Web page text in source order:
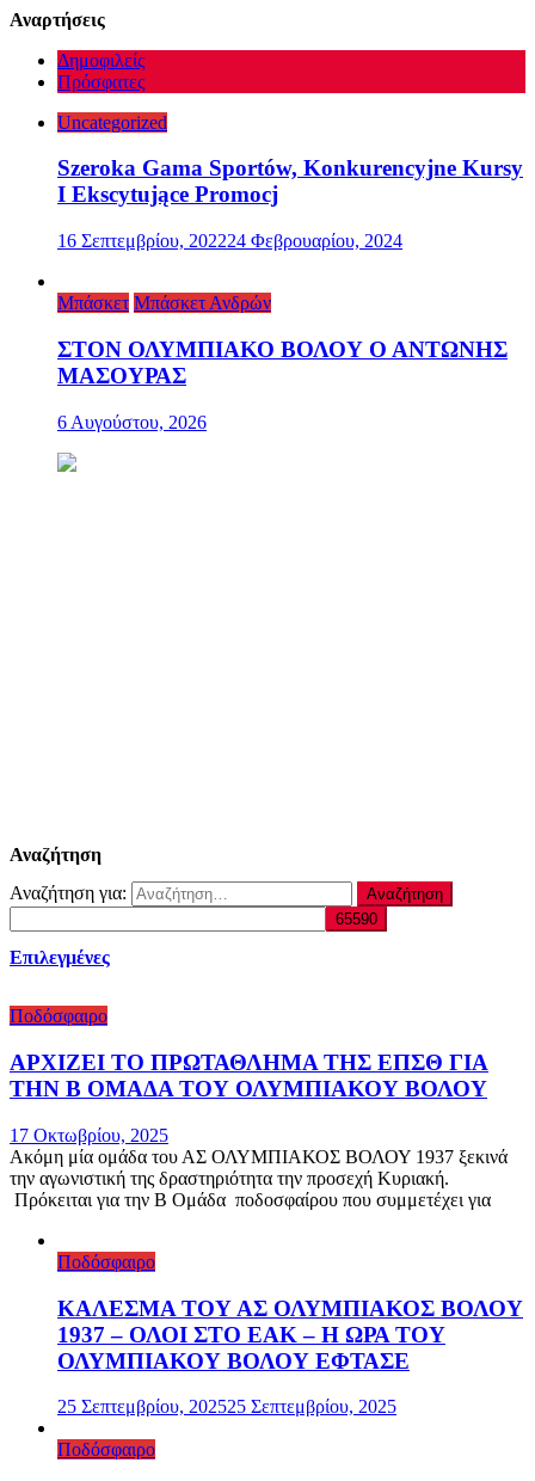
Αναρτήσεις
Δημοφιλείς
Πρόσφατες
Uncategorized
Szeroka Gama Sportów, Konkurencyjne Kursy
I Ekscytujące Promocj
16 Σεπτεμβρίου, 202224 Φεβρουαρίου, 2024
Μπάσκετ Μπάσκετ Ανδρών
ΣΤΟΝ ΟΛΥΜΠΙΑΚΟ ΒΟΛΟΥ Ο ΑΝΤΩΝΗΣ
ΜΑΣΟΥΡΑΣ
6 Αυγούστου, 2026
Αναζήτηση
Αναζήτηση για:
Επιλεγμένες
Ποδόσφαιρο
ΑΡΧΙΖΕΙ ΤΟ ΠΡΩΤΑΘΛΗΜΑ ΤΗΣ ΕΠΣΘ ΓΙΑ
ΤΗΝ Β ΟΜΑΔΑ ΤΟΥ ΟΛΥΜΠΙΑΚΟΥ ΒΟΛΟΥ
17 Οκτωβρίου, 2025
Ακόμη μία ομάδα του ΑΣ ΟΛΥΜΠΙΑΚΟΣ ΒΟΛΟΥ 1937 ξεκινά
την αγωνιστική της δραστηριότητα την προσεχή Κυριακή.
Πρόκειται για την Β Ομάδα ποδοσφαίρου που συμμετέχει για
Ποδόσφαιρο
ΚΑΛΕΣΜΑ ΤΟΥ ΑΣ ΟΛΥΜΠΙΑΚΟΣ ΒΟΛΟΥ
1937 – ΟΛΟΙ ΣΤΟ ΕΑΚ – Η ΩΡΑ ΤΟΥ
ΟΛΥΜΠΙΑΚΟΥ ΒΟΛΟΥ ΕΦΤΑΣΕ
25 Σεπτεμβρίου, 202525 Σεπτεμβρίου, 2025
Ποδόσφαιρο